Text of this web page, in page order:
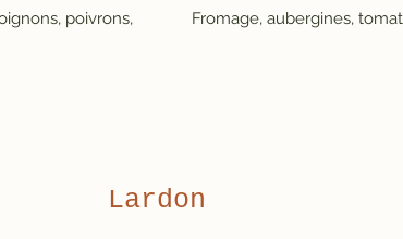
poivrons,
Lardon